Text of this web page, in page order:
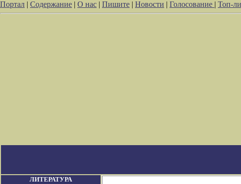
Портал | Содержание | О нас | Пишите | Новости | Голосование | Топ-
ЛИТЕРАТУРА